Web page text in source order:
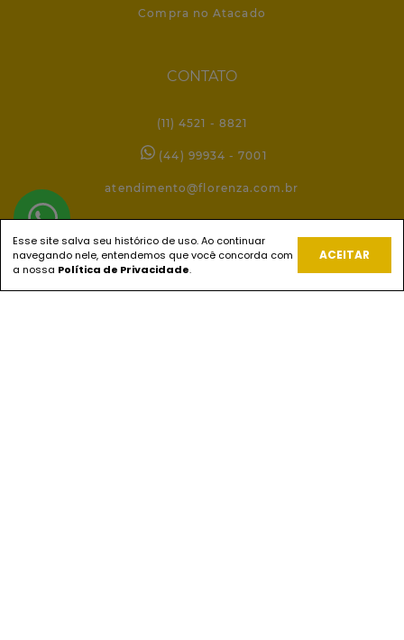
Compra no Atacado
CONTATO
(11) 4521 - 8821
(44) 99934 - 7001
atendimento@florenza.com.br
REDES SOCIAIS
Esse site salva seu histórico de uso. Ao continuar
navegando nele, entendemos que você concorda com
a nossa Política de Privacidade.
ACEITAR